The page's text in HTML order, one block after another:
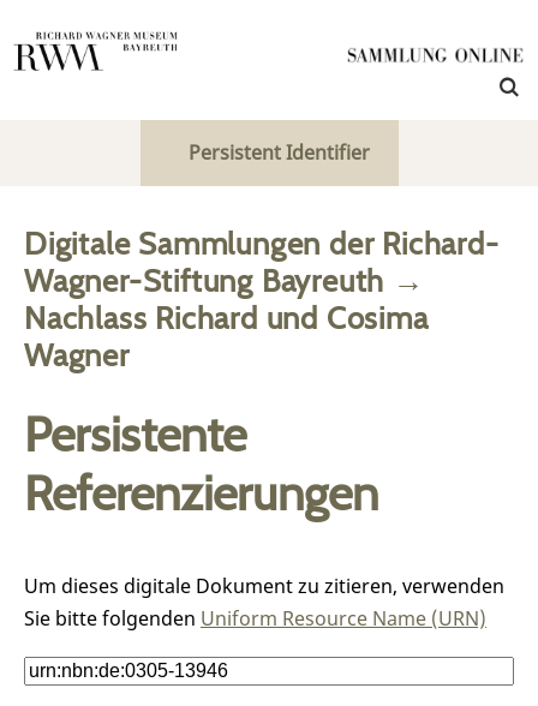
Persistent Identifier
Digitale Sammlungen der Richard-
Wagner-Stiftung Bayreuth →
Nachlass Richard und Cosima
Wagner
Persistente
Referenzierungen
Um dieses digitale Dokument zu zitieren, verwenden
Sie bitte folgenden Uniform Resource Name (URN)